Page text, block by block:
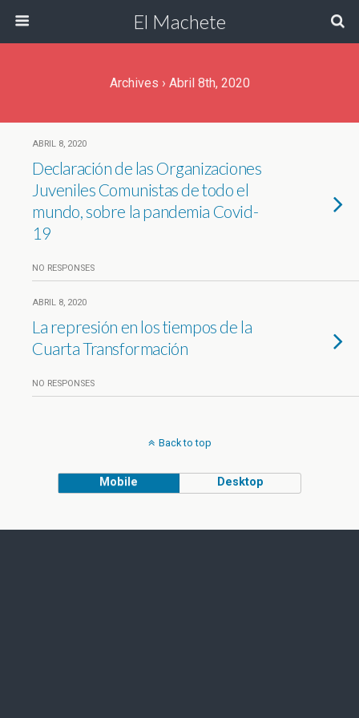
El Machete
Archives › Abril 8th, 2020
ABRIL 8, 2020
Declaración de las Organizaciones
Juveniles Comunistas de todo el
mundo, sobre la pandemia Covid-
19
NO RESPONSES
ABRIL 8, 2020
La represión en los tiempos de la
Cuarta Transformación
NO RESPONSES
Back to top
Mobile Desktop